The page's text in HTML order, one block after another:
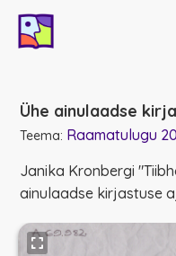
Ühe ainulaadse
Teema: Raamatulugu
Janika Kronbergi
ainulaadse kirjastuse